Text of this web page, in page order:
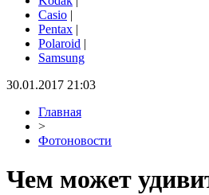
Casio |
Pentax |
Polaroid |
Samsung
30.01.2017 21:03
Главная
>
Фотоновости
Чем может